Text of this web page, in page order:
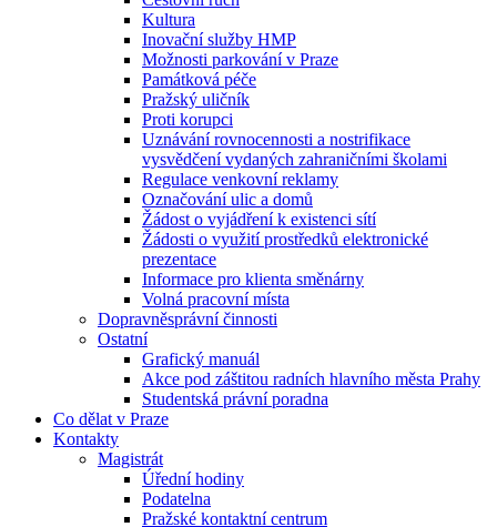
Kultura
Inovační služby HMP
Možnosti parkování v Praze
Památková péče
Pražský uličník
Proti korupci
Uznávání rovnocennosti a nostrifikace
vysvědčení vydaných zahraničními školami
Regulace venkovní reklamy
Označování ulic a domů
Žádost o vyjádření k existenci sítí
Žádosti o využití prostředků elektronické
prezentace
Informace pro klienta směnárny
Volná pracovní místa
Dopravněsprávní činnosti
Ostatní
Grafický manuál
Akce pod záštitou radních hlavního města Prahy
Studentská právní poradna
Co dělat v Praze
Kontakty
Magistrát
Úřední hodiny
Podatelna
Pražské kontaktní centrum